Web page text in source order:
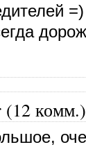
=)
(12 комм.)